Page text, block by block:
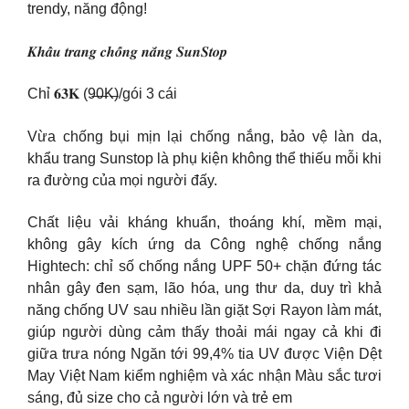
trendy, năng động!
𝑲𝒉𝒂̂̉𝒖 𝒕𝒓𝒂𝒏𝒈 𝒄𝒉𝒐̂́𝒏𝒈 𝒏𝒂̆́𝒏𝒈 𝑺𝒖𝒏𝑺𝒕𝒐𝒑
Chỉ 𝟔𝟑𝐊 (9̶0̶K̶)/gói 3 cái
Vừa chống bụi mịn lại chống nắng, bảo vệ làn da,
khẩu trang Sunstop là phụ kiện không thể thiếu mỗi khi
ra đường của mọi người đấy.
Chất liệu vải kháng khuẩn, thoáng khí, mềm mại,
không gây kích ứng da Công nghệ chống nắng
Hightech: chỉ số chống nắng UPF 50+ chặn đứng tác
nhân gây đen sạm, lão hóa, ung thư da, duy trì khả
năng chống UV sau nhiều lần giặt Sợi Rayon làm mát,
giúp người dùng cảm thấy thoải mái ngay cả khi đi
giữa trưa nóng Ngăn tới 99,4% tia UV được Viện Dệt
May Việt Nam kiểm nghiệm và xác nhận Màu sắc tươi
sáng, đủ size cho cả người lớn và trẻ em